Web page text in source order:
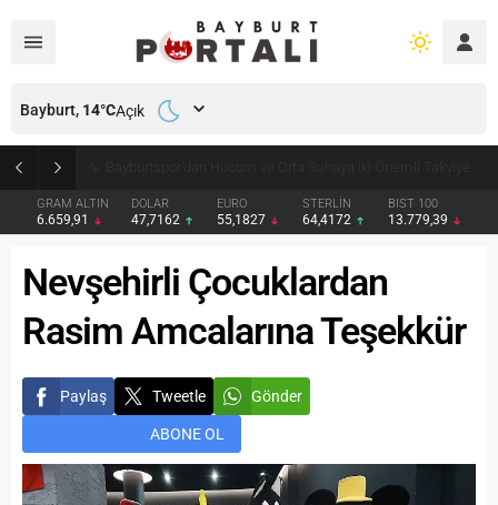
GRAM ALTIN
6.659,91
DOLAR
47,7162
EURO
55,1827
STERLİN
64,4172
BIST 100
13.779,39
Bayburt, 14°CAçık
Nevşehirli Çocuklardan
Rasim Amcalarına Teşekkür
Paylaş Tweetle Gönder
ABONE OL